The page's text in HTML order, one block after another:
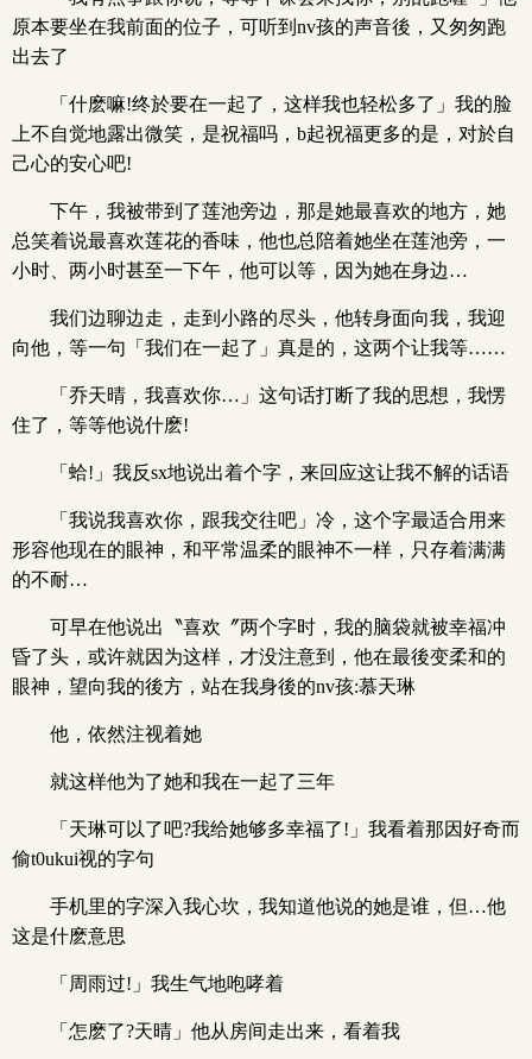
原本要坐在我前面的位子，可听到nv孩的声音後，又匆匆跑
出去了
「什麽嘛!终於要在一起了，这样我也轻松多了」我的脸
上不自觉地露出微笑，是祝福吗，b起祝福更多的是，对於自
己心的安心吧!
下午，我被带到了莲池旁边，那是她最喜欢的地方，她
总笑着说最喜欢莲花的香味，他也总陪着她坐在莲池旁，一
小时、两小时甚至一下午，他可以等，因为她在身边…
我们边聊边走，走到小路的尽头，他转身面向我，我迎
向他，等一句「我们在一起了」真是的，这两个让我等……
「乔天晴，我喜欢你…」这句话打断了我的思想，我愣
住了，等等他说什麽!
「蛤!」我反sx地说出着个字，来回应这让我不解的话语
「我说我喜欢你，跟我交往吧」冷，这个字最适合用来
形容他现在的眼神，和平常温柔的眼神不一样，只存着满满
的不耐…
可早在他说出〝喜欢〞两个字时，我的脑袋就被幸福冲
昏了头，或许就因为这样，才没注意到，他在最後变柔和的
眼神，望向我的後方，站在我身後的nv孩:慕天琳
他，依然注视着她
就这样他为了她和我在一起了三年
「天琳可以了吧?我给她够多幸福了!」我看着那因好奇而
偷t0ukui视的字句
手机里的字深入我心坎，我知道他说的她是谁，但…他
这是什麽意思
「周雨过!」我生气地咆哮着
「怎麽了?天晴」他从房间走出来，看着我